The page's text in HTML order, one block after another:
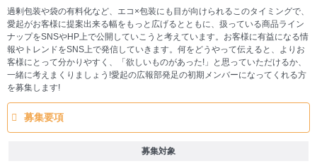
過剰包装や袋の有料化など、エコ×包装にも目が向けられるこのタイミングで、
愛起がお客様に提案出来る幅をもっと広げるとともに、扱っている商品ライン
ナップをSNSやHP上で公開していこうと考えています。お客様に有益になる情
報やトレンドをSNS上で発信していきます。何をどうやって伝えると、よりお
客様にとって分かりやすく、「欲しいものがあった!」と思っていただけるか、
一緒に考えまくりましょう!愛起の広報部発足の初期メンバーになってくれる方
を募集します!
募集要項
募集対象